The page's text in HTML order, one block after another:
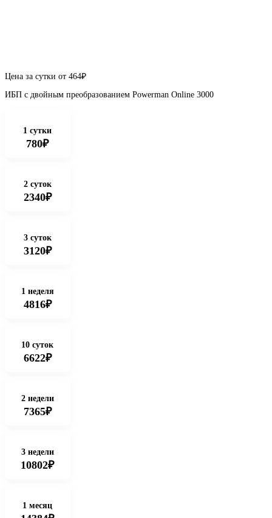
Цена за сутки от 464₽
ИБП с двойным преобразованием Powerman Online 3000
1 сутки
780₽
2 суток
2340₽
3 суток
3120₽
1 неделя
4816₽
10 суток
6622₽
2 недели
7365₽
3 недели
10802₽
1 месяц